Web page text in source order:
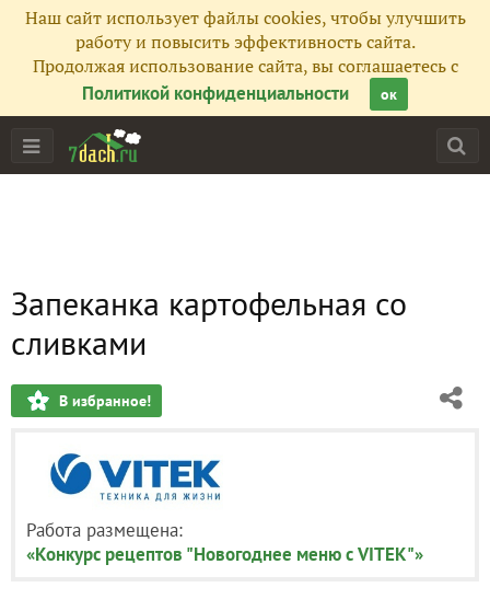
Наш сайт использует файлы cookies, чтобы улучшить
работу и повысить эффективность сайта.
Продолжая использование сайта, вы соглашаетесь с
Политикой конфиденциальности
ок
Запеканка картофельная со
сливками
В избранное!
Работа размещена:
«Конкурс рецептов "Новогоднее меню с VITEK"»